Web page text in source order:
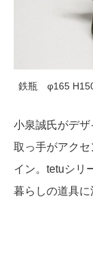
鉄瓶 φ165
小泉誠氏がデ
取っ手がアク
イン。tetuシリ
暮らしの道具に